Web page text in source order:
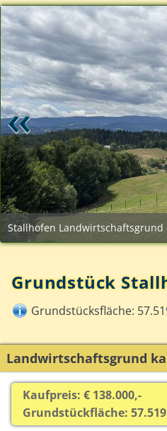
Stallhofen Landwirtschaftsgrund
Grundstück
Grundstücksfläche:
Landwirtschaftsgrund
Kaufpreis: € 138.000,-
Grundstückfläche: